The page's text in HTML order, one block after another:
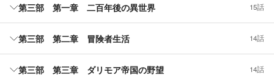
第三部 第一章 二百年後の異世界 15話
第三部 第二章 冒険者生活 14話
第三部 第三章 ダリモア帝国の野望 14話